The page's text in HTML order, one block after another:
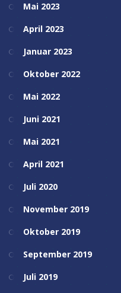
Mai 2023
April 2023
Januar 2023
Oktober 2022
Mai 2022
Juni 2021
Mai 2021
April 2021
Juli 2020
November 2019
Oktober 2019
September 2019
Juli 2019